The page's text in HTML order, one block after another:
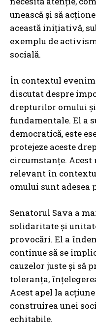
unească și să
această inițiativă,
exemplu de
socială.
În contextul
discutat despre
drepturilor omului
fundamentale. El a
democratică, este
protejeze aceste
circumstanțe. Acest
relevant în
omului sunt adesea
Senatorul Sava a
solidaritate și
provocări. El a
continue să se
cauzelor juste și să
toleranța,
Acest apel la
construirea unei
echitabile.